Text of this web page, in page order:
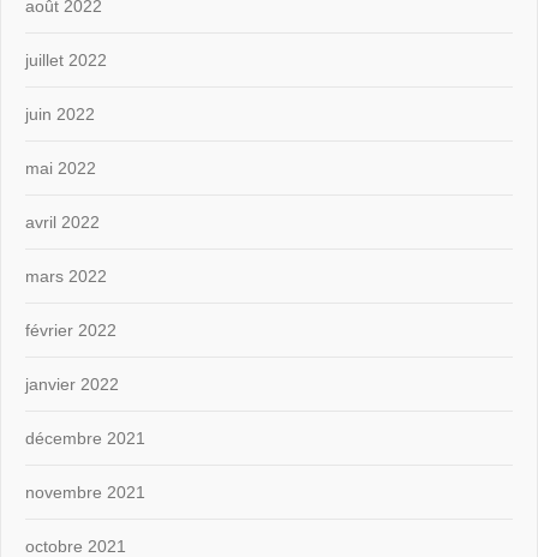
août 2022
juillet 2022
juin 2022
mai 2022
avril 2022
mars 2022
février 2022
janvier 2022
décembre 2021
novembre 2021
octobre 2021